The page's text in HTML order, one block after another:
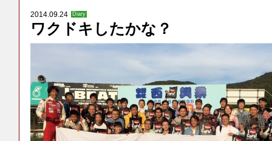
2014.09.24 Diary
ワクドキしたかな？